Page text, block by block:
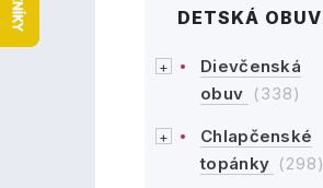
DETSKÁ OBUV
Dievčenská
obuv (338)
Chlapčenské
topánky (298)